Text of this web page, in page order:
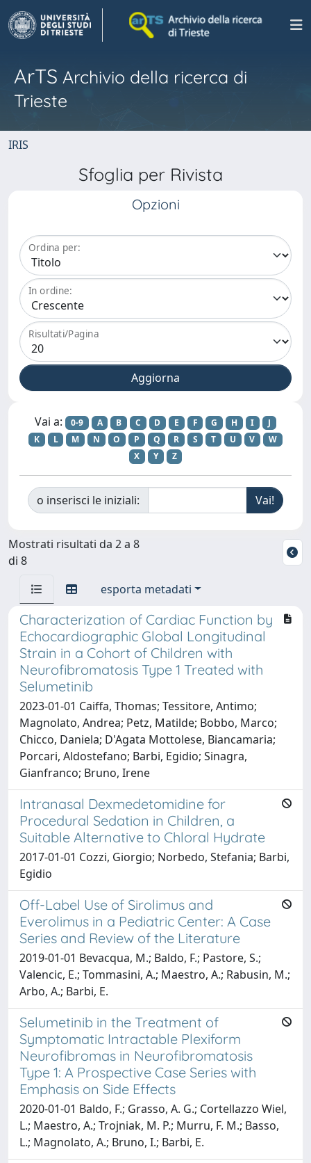
ArTS Archivio della ricerca di
Trieste
IRIS
Sfoglia per Rivista
Opzioni
Ordina per:
In ordine:
Risultati/Pagina
Vai a: 0-9 A B C D E F G H I
J
K
L M N O P Q R S T U V
W
X
Y Z
o inserisci le iniziali:
Mostrati risultati da 2 a 8
di 8
esporta metadati
Characterization of Cardiac Function by
Echocardiographic Global Longitudinal
Strain in a Cohort of Children with
Neurofibromatosis Type 1 Treated with
Selumetinib
2023-01-01 Caiffa, Thomas; Tessitore, Antimo;
Magnolato, Andrea; Petz, Matilde; Bobbo, Marco;
Chicco, Daniela; D'Agata Mottolese, Biancamaria;
Porcari, Aldostefano; Barbi, Egidio; Sinagra,
Gianfranco; Bruno, Irene
Intranasal Dexmedetomidine for
Procedural Sedation in Children, a
Suitable Alternative to Chloral Hydrate
2017-01-01 Cozzi, Giorgio; Norbedo, Stefania; Barbi,
Egidio
Off-Label Use of Sirolimus and
Everolimus in a Pediatric Center: A Case
Series and Review of the Literature
2019-01-01 Bevacqua, M.; Baldo, F.; Pastore, S.;
Valencic, E.; Tommasini, A.; Maestro, A.; Rabusin, M.;
Arbo, A.; Barbi, E.
Selumetinib in the Treatment of
Symptomatic Intractable Plexiform
Neurofibromas in Neurofibromatosis
Type 1: A Prospective Case Series with
Emphasis on Side Effects
2020-01-01 Baldo, F.; Grasso, A. G.; Cortellazzo Wiel,
L.; Maestro, A.; Trojniak, M. P.; Murru, F. M.; Basso,
L.; Magnolato, A.; Bruno, I.; Barbi, E.